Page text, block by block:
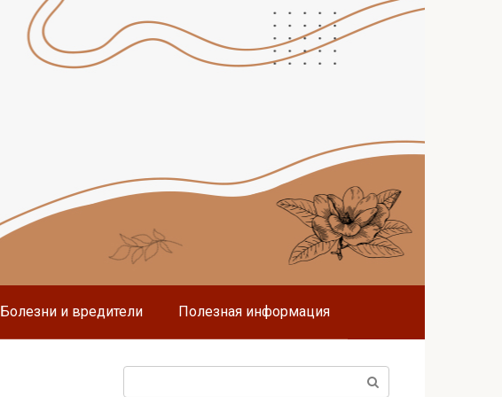
Болезни и вредители Полезная информация